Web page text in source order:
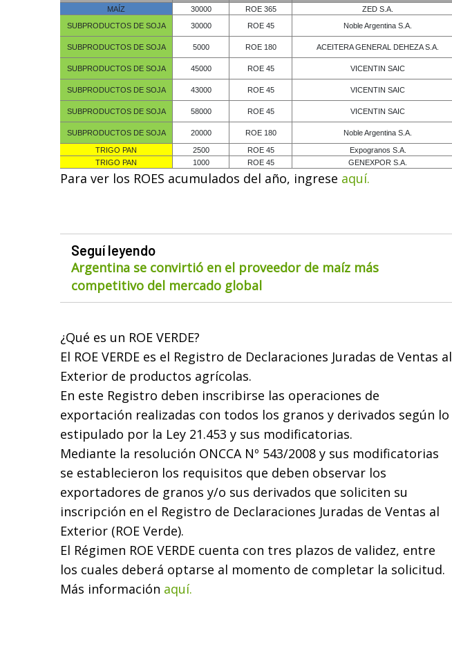
MAÍZ 30000 ROE 365
ZED S.A.
SUBPRODUCTOS DE SOJA
30000 ROE 45 Noble Argentina S.A.
SUBPRODUCTOS DE SOJA 5000 ROE 180 ACEITERA GENERAL DEHEZA S.A.
SUBPRODUCTOS DE SOJA 45000 ROE 45 VICENTIN SAIC
SUBPRODUCTOS DE SOJA 43000 ROE 45 VICENTIN SAIC
SUBPRODUCTOS DE SOJA 58000 ROE 45 VICENTIN SAIC
SUBPRODUCTOS DE SOJA 20000 ROE 180 Noble Argentina S.A.
TRIGO PAN 2500 ROE 45
Expogranos S.A.
TRIGO PAN
1000 ROE 45 GENEXPOR S.A.
Para ver los ROES acumulados del año, ingrese aquí.
Seguí leyendo
Argentina se convirtió en el proveedor de maíz más
competitivo del mercado global
¿Qué es un ROE VERDE?
El ROE VERDE es el Registro de Declaraciones Juradas de Ventas al
Exterior de productos agrícolas.
En este Registro deben inscribirse las operaciones de
exportación realizadas con todos los granos y derivados según lo
estipulado por la Ley 21.453 y sus modificatorias.
Mediante la resolución ONCCA Nº 543/2008 y sus modificatorias
se establecieron los requisitos que deben observar los
exportadores de granos y/o sus derivados que soliciten su
inscripción en el Registro de Declaraciones Juradas de Ventas al
Exterior (ROE Verde).
El Régimen ROE VERDE cuenta con tres plazos de validez, entre
los cuales deberá optarse al momento de completar la solicitud.
Más información aquí.